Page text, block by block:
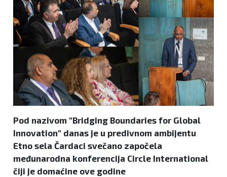
Pod nazivom "Bridging Boundaries for Global
Innovation" danas je u predivnom ambijentu
Etno sela Čardaci svečano započela
međunarodna konferencija Circle International
čiji je domaćine ove godine